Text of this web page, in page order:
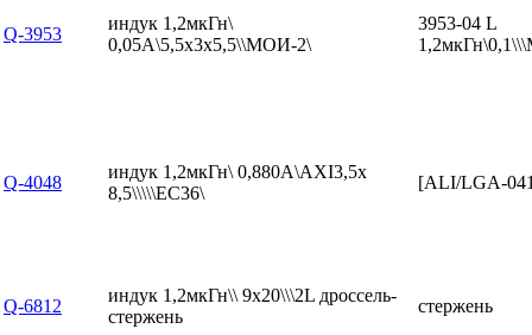
Q-3953
индук 1,2мкГн\
0,05А\5,5x3x5,5\\МОИ-2\
3953-04 L
Q-4048
индук 1,2мкГн\ 0,880А\AXI3,5x
8,5\\\\\EC36\
[ALI/LGA-
Q-6812
индук 1,2мкГн\\ 9x20\\\2L дроссель-
стержень
стержень